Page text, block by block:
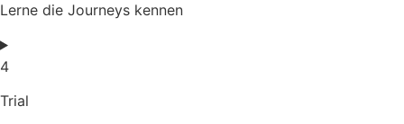
Lerne die Journeys kennen
4
Trial